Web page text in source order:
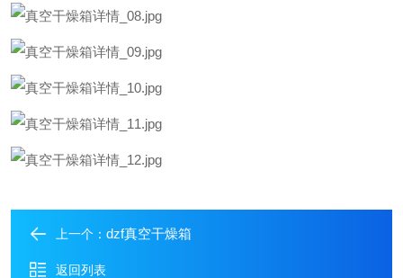
上一个： dzf真空干燥箱
返回列表